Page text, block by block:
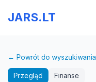
JARS.LT
← Powrót do wyszukiwania
Przegląd Finanse